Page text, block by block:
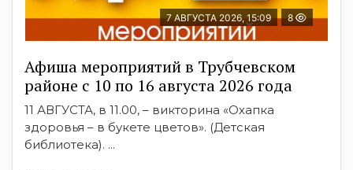
7 АВГУСТА 2026, 15:09 8
Афиша мероприятий в Трубчевском
районе с 10 по 16 августа 2026 года
11 АВГУСТА, в 11.00, – викторина «Охапка
здоровья – в букете цветов». (Детская
библиотека). ...